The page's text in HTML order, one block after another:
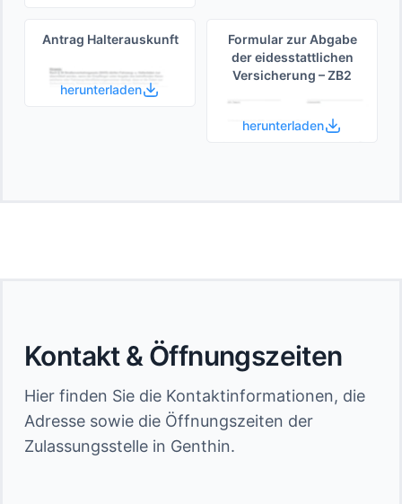
Antrag Halterauskunft
herunterladen
Formular zur Abgabe
der eides­stattlichen
Versicherung – ZB2
herunterladen
Kontakt & Öffnungszeiten
Hier finden Sie die Kontaktinformationen, die
Adresse sowie die Öffnungszeiten der
Zulassungsstelle in Genthin.